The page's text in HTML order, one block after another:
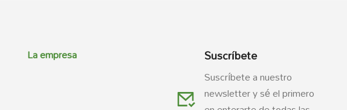
La empresa Suscríbete
Suscríbete a nuestro
newsletter y sé el primero